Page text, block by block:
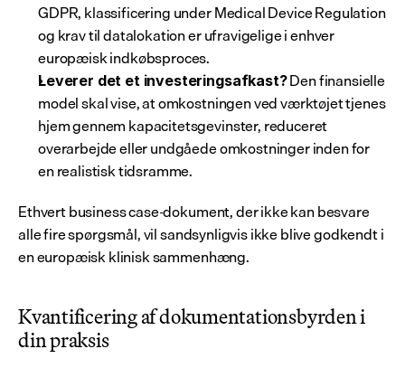
GDPR, klassificering under Medical Device Regulation
og krav til datalokation er ufravigelige i enhver
europæisk indkøbsproces.
Leverer det et investeringsafkast? Den finansielle
model skal vise, at omkostningen ved værktøjet tjenes
hjem gennem kapacitetsgevinster, reduceret
overarbejde eller undgåede omkostninger inden for
en realistisk tidsramme.
Ethvert business case-dokument, der ikke kan besvare
alle fire spørgsmål, vil sandsynligvis ikke blive godkendt i
en europæisk klinisk sammenhæng.
Kvantificering af dokumentationsbyrden i
din praksis